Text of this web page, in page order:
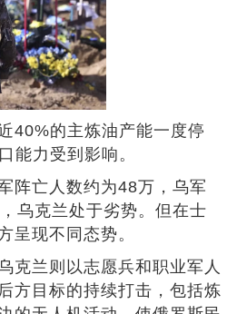
40%的主炼油产能一度停
能力受到影响。
阵亡人数约为48万，乌军
乌克兰处于劣势。但在士
呈现不同态势。
克兰则以志愿兵和职业军人
方目标的持续打击，包括炼